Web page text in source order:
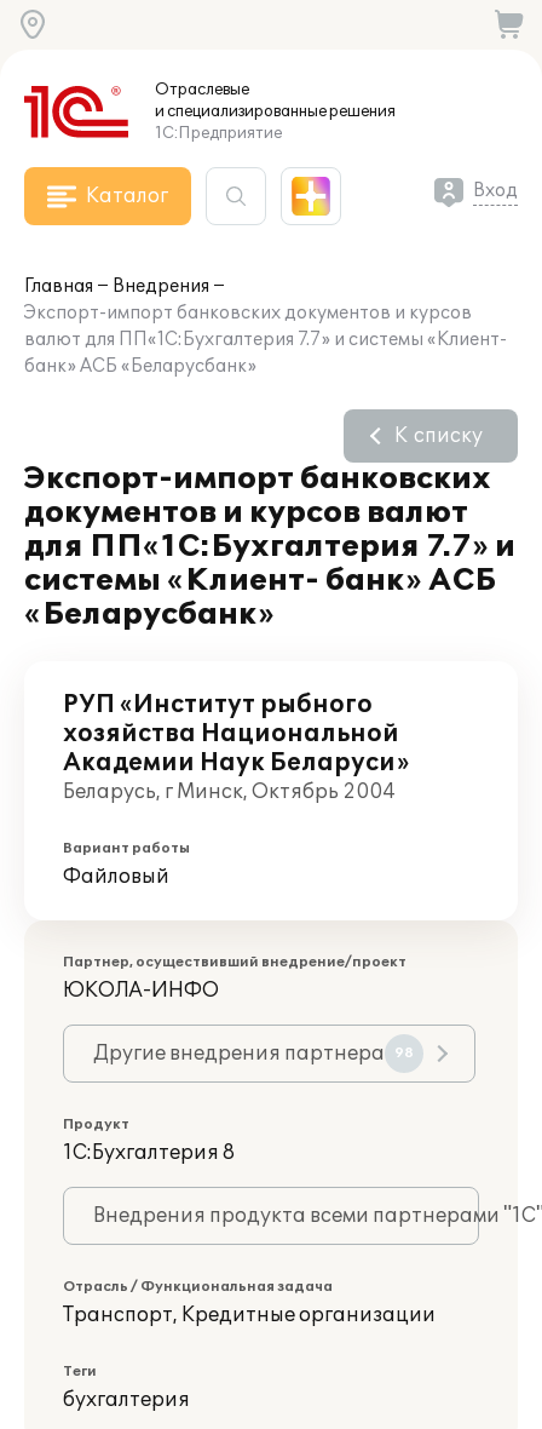
Отраслевые
и специализированныерешения
1С:Предприятие
Каталог Вход
Главная
Внедрения
Экспорт-импорт банковских документов и курсов
валют для ПП«1С:Бухгалтерия 7.7» и системы «Клиент-
банк» АСБ «Беларусбанк»
Экспорт-импорт банковских
документов и курсов валют
для ПП«1С:Бухгалтерия 7.7» и
системы «Клиент- банк» АСБ
«Беларусбанк»
К списку
РУП «Институт рыбного
хозяйства Национальной
Академии Наук Беларуси»
Беларусь, г Минск, Октябрь 2004
Вариант работы
Файловый
Партнер, осуществивший внедрение/проект
ЮКОЛА-ИНФО
Другие внедрения партнера 98
Продукт
1С:Бухгалтерия 8
Внедрения продукта всеми партнерами
Отрасль / Функциональная задача
Транспорт, Кредитные организации
Теги
бухгалтерия